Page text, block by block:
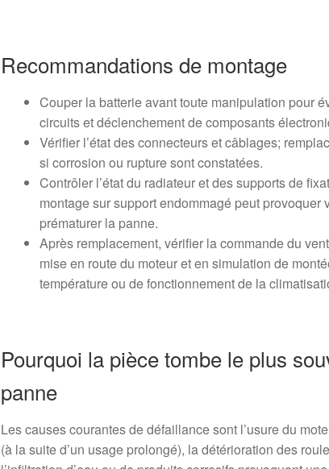
Recommandations de montage
Couper la batterie avant toute manipulation pour
circuits et déclenchement de composants
Vérifier l’état des connecteurs et câblages;
si corrosion ou rupture sont constatées.
Contrôler l’état du radiateur et des supports de
montage sur support endommagé peut provoquer
prématurer la panne.
Après remplacement, vérifier la commande du
mise en route du moteur et en simulation de
température ou de fonctionnement de la
Pourquoi la pièce tombe le plus
panne
Les causes courantes de défaillance sont l’usure du
(à la suite d’un usage prolongé), la détérioration des